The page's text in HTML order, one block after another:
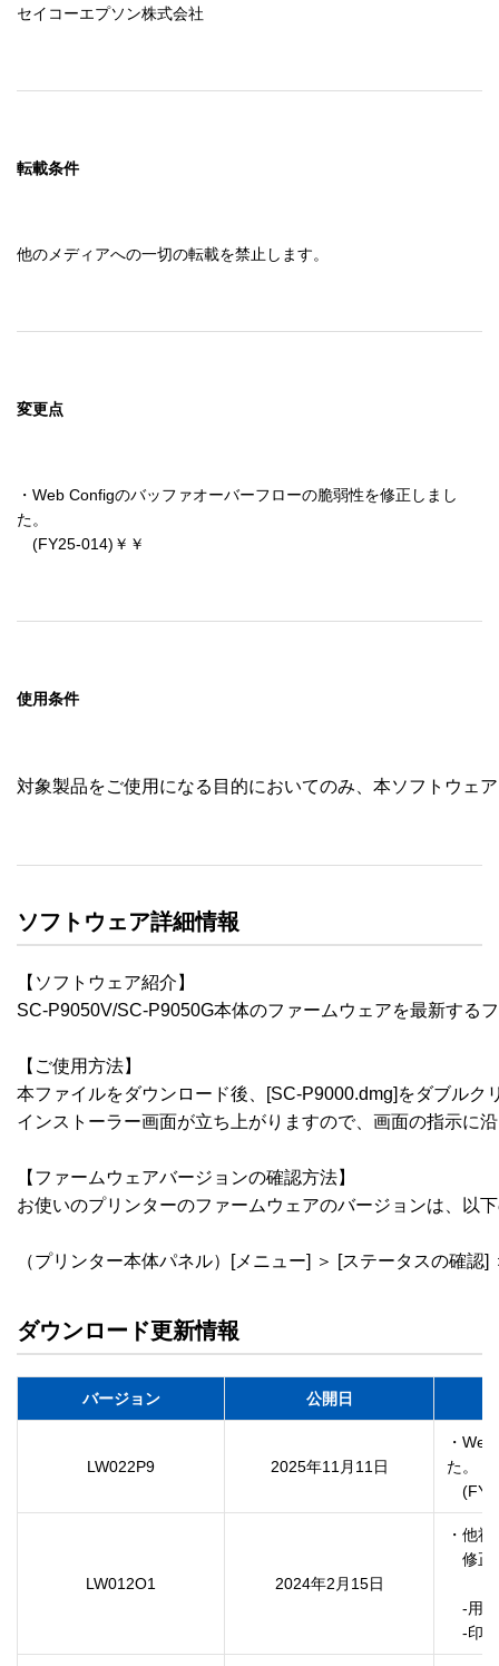
セイコーエプソン株式会社
転載条件
他のメディアへの一切の転載を禁止します。
変更点
・Web Configのバッファオーバーフローの脆弱性を修正しまし
た。
(FY25-014)￥￥
使用条件
対象製品をご使用になる目的においてのみ、本ソフトウェ
ソフトウェア詳細情報
【ソフトウェア紹介】
SC-P9050V/SC-P9050G本体のファームウェアを最新する
【ご使用方法】
本ファイルをダウンロード後、[SC-P9000.dmg]をダブルク
インストーラー画面が立ち上がりますので、画面の指示に
【ファームウェアバージョンの確認方法】
お使いのプリンターのファームウェアのバージョンは、以
（プリンター本体パネル）[メニュー] ＞ [ステータスの確認
ダウンロード更新情報
バージョン 公開日
LW022P9 2025年11月11日
・
た。
LW012O1 2024年2月15日
・他
修正
-用紙
-印刷